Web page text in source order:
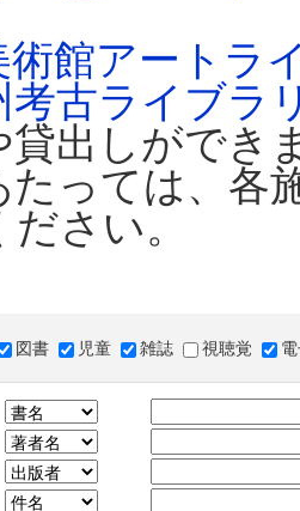
術館アートラ
考古ライブラ
貸出しができ
たっては、各
さい。
図書 児童 雑誌 視聴覚